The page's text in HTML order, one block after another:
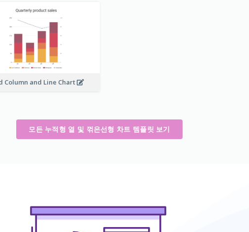
Column and Line Chart
모든 누적형 열 및 꺾은선형 차트 템플릿 보기